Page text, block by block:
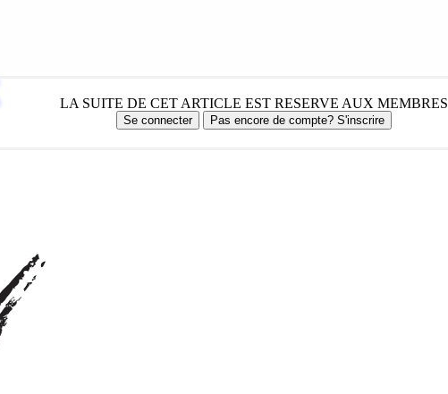
LA SUITE DE CET ARTICLE EST RESERVE AUX MEMBRES
Se connecter Pas encore de compte? S'inscrire